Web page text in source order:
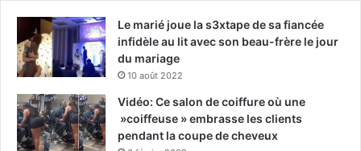
Le marié joue la s3xtape de sa fiancée
infidèle au lit avec son beau-frère le jour
du mariage
10 août 2022
Vidéo: Ce salon de coiffure où une
»coiffeuse » embrasse les clients
pendant la coupe de cheveux